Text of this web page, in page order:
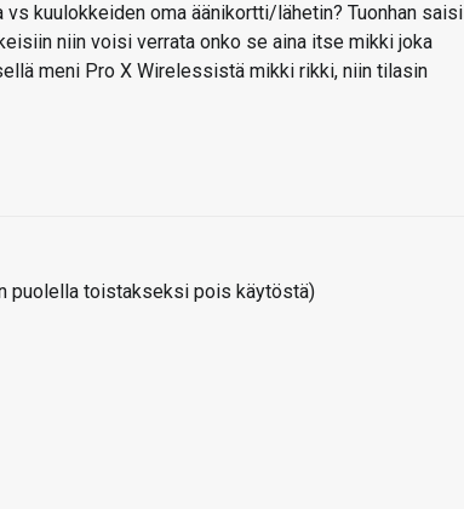
kuulokkeiden oma äänikortti/lähetin? Tuonhan saisi
niin voisi verrata onko se aina itse mikki joka
meni Pro X Wirelessistä mikki rikki, niin tilasin
puolella toistakseksi pois käytöstä)